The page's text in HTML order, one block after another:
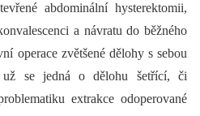
abdominální hysterektomii,
a návratu do běžného
operace zvětšené dělohy s sebou
se jedná o dělohu šetřící, či
extrakce odoperované